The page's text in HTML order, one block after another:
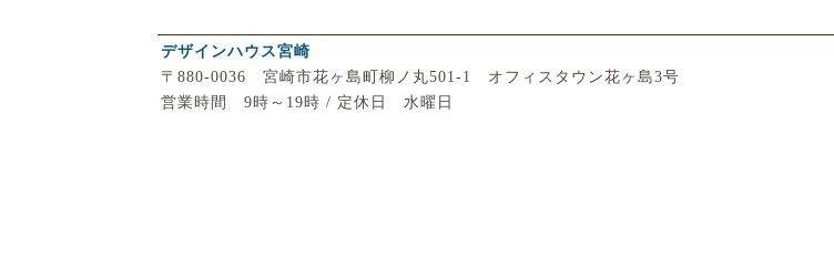
デザインハウス宮崎
〒880-0036 宮崎市花ヶ島町柳ノ丸501-1 オフィスタウン花ヶ島3号
営業時間 9時～19時 / 定休日 水曜日